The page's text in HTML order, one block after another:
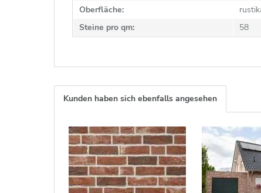
Oberfläche:
Steine pro qm:
58
Kunden haben sich ebenfalls angesehen